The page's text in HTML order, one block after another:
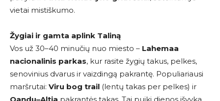
vietai mistiškumo.
Žygiai ir gamta aplink Taliną
Vos už 30–40 minučių nuo miesto – Lahemaa
nacionalinis parkas, kur rasite žygių takus, pelkes,
senovinius dvarus ir vaizdingą pakrantę. Populiariausi
maršrutai: Viru bog trail (lentų takas per pelkes) ir
Oandu–Altja pakrantės takas. Tai puiki dienos išvyka